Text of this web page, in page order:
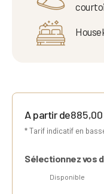
A partir de885,00
* Tarif indicatif en
Sélectionnez vos
Disponible